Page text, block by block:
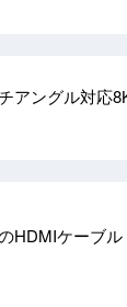
アングル対応
HDMIケーブ